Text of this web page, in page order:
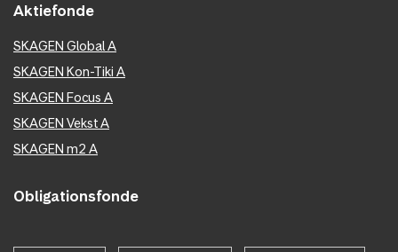
Aktiefonde
SKAGEN Global A
SKAGEN Kon-Tiki A
SKAGEN Focus A
SKAGEN Vekst A
SKAGEN m2 A
Obligationsfonde